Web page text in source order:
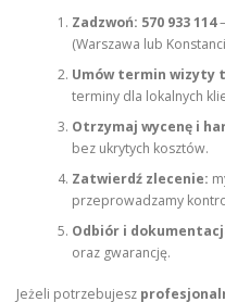
Zadzwoń: 570 933 114
(Warszawa lub
Umów termin wizyty
terminy dla lokalnych
Otrzymaj wycenę i
bez ukrytych kosztów.
Zatwierdź zlecenie:
przeprowadzamy
Odbiór i
oraz gwarancję.
Jeżeli potrzebujesz